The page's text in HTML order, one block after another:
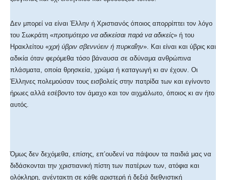
Δεν μπορεί να είναι Έλλην ή Χριστιανός όποιος απορρίπτει τον λόγο
του Σωκράτη «προτιμότερο να αδικείσαι παρά να αδικείς» ή του
Ηρακλείτου «χρή ύβριν σβεννύειν ή πυρκαΐην». Και είναι και ύβρις και
αδικία όταν φερόμεθα τόσο βάναυσα σε αδύναμα ανθρώπινα
πλάσματα, οποία θρησκεία, χρώμα ή καταγωγή κι αν έχουν. Οι
Έλληνες πολεμούσαν τους εισβολείς στην πατρίδα των και εγίνοντο
ήρωες αλλά εσέβοντο τον άμαχο και τον αιχμάλωτο, όποιος κι αν ήτο
αυτός.
Όμως δεν δεχόμεθα, επίσης, επ’ουδενί να πάψουν τα παιδιά μας να
διδάσκονται την χριστιανική πίστη των πατέρων των, ατόφια και
ολόκληρη, ανέντακτη σε κάθε αριστερή ή δεξιά διεθνιστική